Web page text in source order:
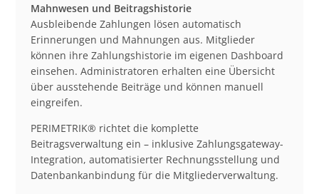
Mahnwesen und Beitragshistorie
Ausbleibende Zahlungen lösen automatisch
Erinnerungen und Mahnungen aus. Mitglieder
können ihre Zahlungshistorie im eigenen Dashboard
einsehen. Administratoren erhalten eine Übersicht
über ausstehende Beiträge und können manuell
eingreifen.
PERIMETRIK® richtet die komplette
Beitragsverwaltung ein – inklusive Zahlungsgateway-
Integration, automatisierter Rechnungsstellung und
Datenbankanbindung für die Mitgliederverwaltung.